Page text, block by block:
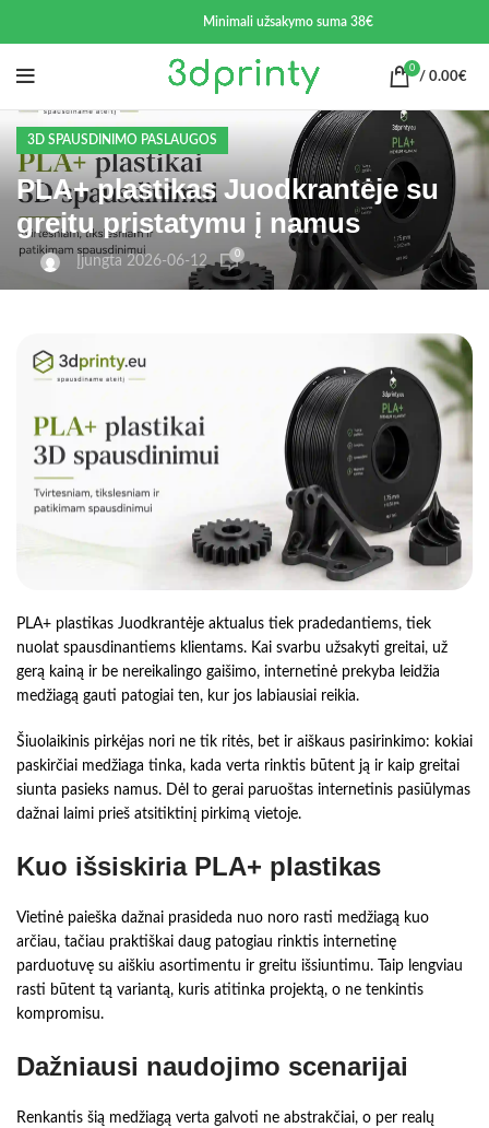
Minimali užsakymo suma 38€
0
/ 0.00€
3D SPAUSDINIMO PASLAUGOS
PLA+ plastikas Juodkrantėje su
greitu pristatymu į namus
Įjungta 2026-06-12 0
PLA+ plastikas Juodkrantėje aktualus tiek pradedantiems, tiek
nuolat spausdinantiems klientams. Kai svarbu užsakyti greitai, už
gerą kainą ir be nereikalingo gaišimo, internetinė prekyba leidžia
medžiagą gauti patogiai ten, kur jos labiausiai reikia.
Šiuolaikinis pirkėjas nori ne tik ritės, bet ir aiškaus pasirinkimo: kokiai
paskirčiai medžiaga tinka, kada verta rinktis būtent ją ir kaip greitai
siunta pasieks namus. Dėl to gerai paruoštas internetinis pasiūlymas
dažnai laimi prieš atsitiktinį pirkimą vietoje.
Kuo išsiskiria PLA+ plastikas
Vietinė paieška dažnai prasideda nuo noro rasti medžiagą kuo
arčiau, tačiau praktiškai daug patogiau rinktis internetinę
parduotuvę su aiškiu asortimentu ir greitu išsiuntimu. Taip lengviau
rasti būtent tą variantą, kuris atitinka projektą, o ne tenkintis
kompromisu.
Dažniausi naudojimo scenarijai
Renkantis šią medžiagą verta galvoti ne abstrakčiai, o per realų